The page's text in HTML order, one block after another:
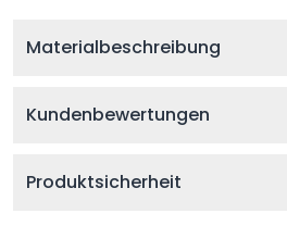
Materialbeschreibung
Kundenbewertungen
Produktsicherheit